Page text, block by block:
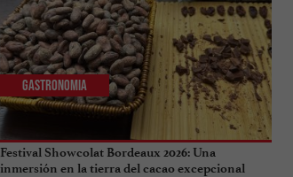
Festival Showcolat Bordeaux 2026: Una
inmersión en la tierra del cacao excepcional
Gastronomia